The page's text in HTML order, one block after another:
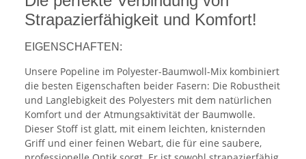
Strapazierfähigkeit und Komfort!
EIGENSCHAFTEN:
Unsere Popeline im Polyester-Baumwoll-Mix kombiniert
die besten Eigenschaften beider Fasern: Die Robustheit
und Langlebigkeit des Polyesters mit dem natürlichen
Komfort und der Atmungsaktivität der Baumwolle.
Dieser Stoff ist glatt, mit einem leichten, knisternden
Griff und einer feinen Webart, die für eine saubere,